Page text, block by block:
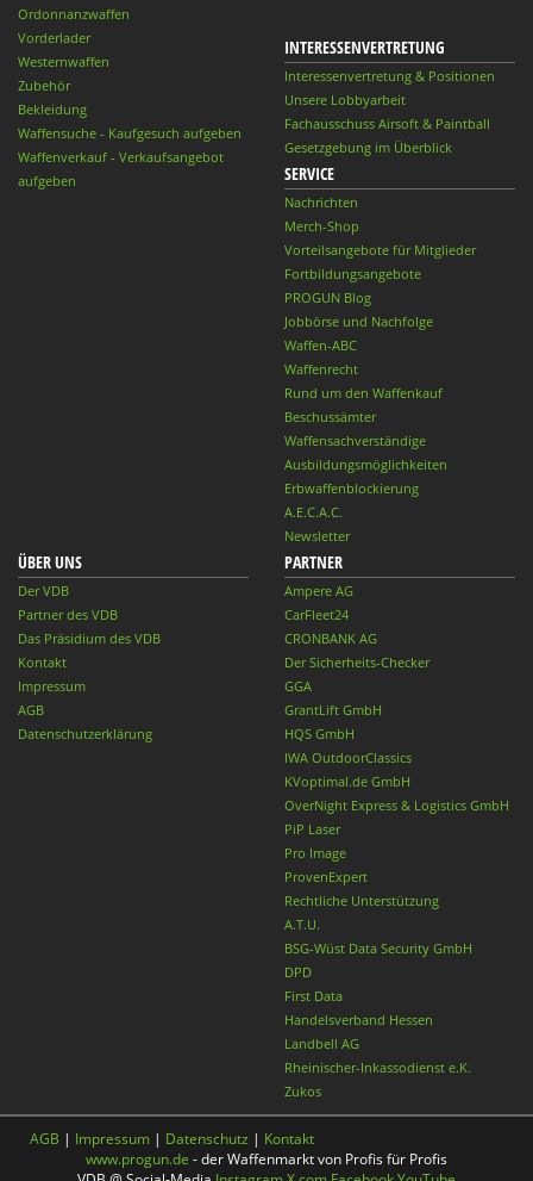
Ordonnanzwaffen
Vorderlader
Westernwaffen
Zubehör
Bekleidung
Waffensuche - Kaufgesuch aufgeben
Waffenverkauf - Verkaufsangebot
aufgeben
INTERESSENVERTRETUNG
Interessenvertretung & Positionen
Unsere Lobbyarbeit
Fachausschuss Airsoft & Paintball
Gesetzgebung im Überblick
SERVICE
Nachrichten
Merch-Shop
Vorteilsangebote für Mitglieder
Fortbildungsangebote
PROGUN Blog
Jobbörse und Nachfolge
Waffen-ABC
Waffenrecht
Rund um den Waffenkauf
Beschussämter
Waffensachverständige
Ausbildungsmöglichkeiten
Erbwaffenblockierung
A.E.C.A.C.
Newsletter
ÜBER UNS
Der VDB
Partner des VDB
Das Präsidium des VDB
Kontakt
Impressum
AGB
Datenschutzerklärung
PARTNER
Ampere AG
CarFleet24
CRONBANK AG
Der Sicherheits-Checker
GGA
GrantLift GmbH
HQS GmbH
IWA OutdoorClassics
KVoptimal.de GmbH
OverNight Express & Logistics GmbH
PiP Laser
Pro Image
ProvenExpert
Rechtliche Unterstützung
A.T.U.
BSG-Wüst Data Security GmbH
DPD
First Data
Handelsverband Hessen
Landbell AG
Rheinischer-Inkassodienst e.K.
Zukos
AGB | Impressum | Datenschutz | Kontakt
www.progun.de - der Waffenmarkt von Profis für Profis